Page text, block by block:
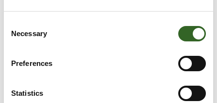
Selection
Necessary
Preferences
Statistics